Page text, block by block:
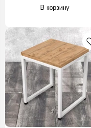
В корзину